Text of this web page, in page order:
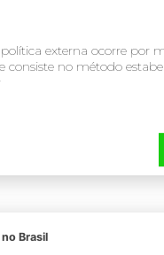
externa ocorre por
consiste no método
Brasil